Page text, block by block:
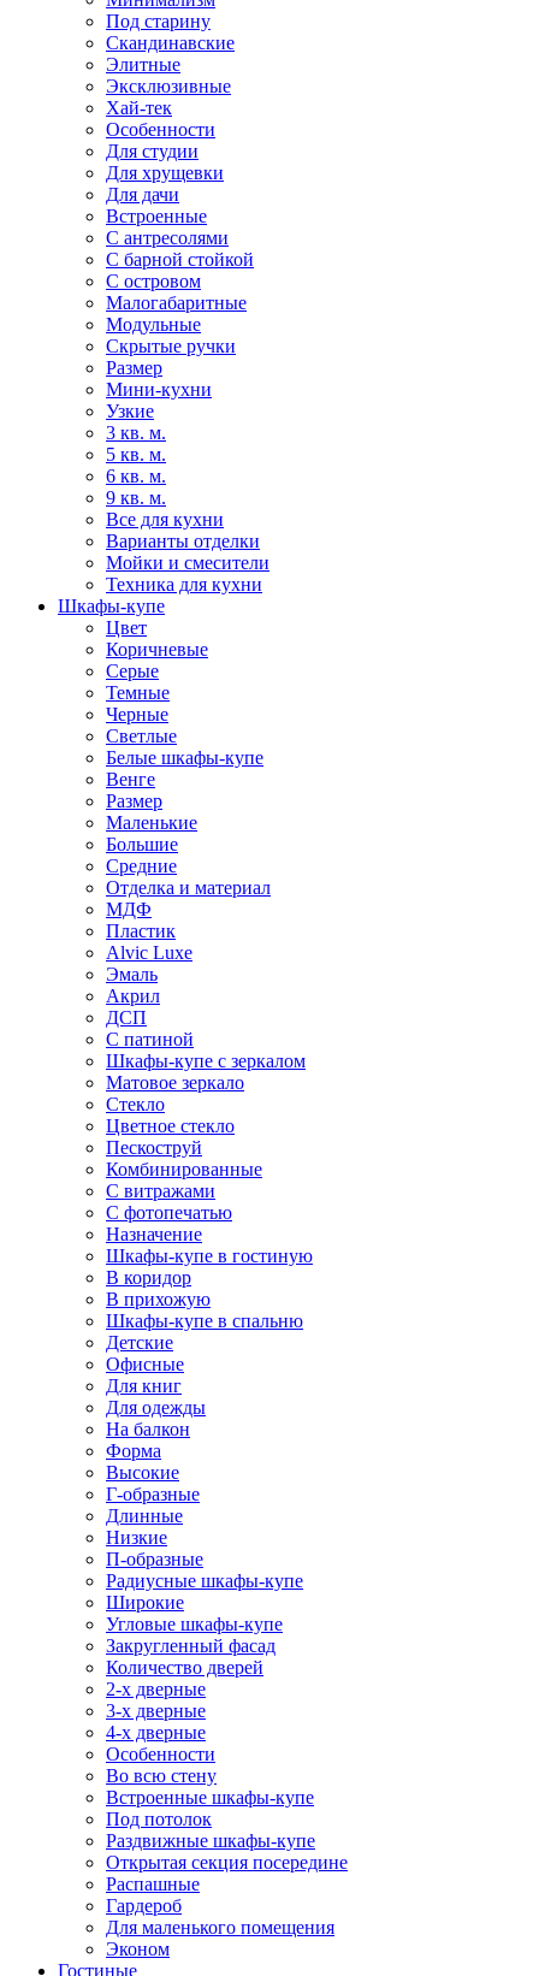
Под старину
Скандинавские
Элитные
Эксклюзивные
Хай-тек
Особенности
Для студии
Для хрущевки
Для дачи
Встроенные
С антресолями
С барной стойкой
С островом
Малогабаритные
Модульные
Скрытые ручки
Размер
Мини-кухни
Узкие
3 кв. м.
5 кв. м.
6 кв. м.
9 кв. м.
Все для кухни
Варианты отделки
Мойки и смесители
Техника для кухни
Шкафы-купе
Цвет
Коричневые
Серые
Темные
Черные
Светлые
Белые шкафы-купе
Венге
Размер
Маленькие
Большие
Средние
Отделка и материал
МДФ
Пластик
Alvic Luxe
Эмаль
Акрил
ДСП
С патиной
Шкафы-купе с зеркалом
Матовое зеркало
Стекло
Цветное стекло
Пескоструй
Комбинированные
С витражами
С фотопечатью
Назначение
Шкафы-купе в гостиную
В коридор
В прихожую
Шкафы-купе в спальню
Детские
Офисные
Для книг
Для одежды
На балкон
Форма
Высокие
Г-образные
Длинные
Низкие
П-образные
Радиусные шкафы-купе
Широкие
Угловые шкафы-купе
Закругленный фасад
Количество дверей
2-х дверные
3-х дверные
4-х дверные
Особенности
Во всю стену
Встроенные шкафы-купе
Под потолок
Раздвижные шкафы-купе
Открытая секция посередине
Распашные
Гардероб
Для маленького помещения
Эконом
Гостиные